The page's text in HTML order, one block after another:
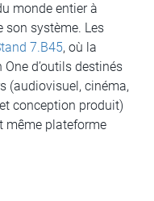
monde entier à
son système. Les
7.B45, où la
d’outils destinés
(audiovisuel, cinéma,
conception produit)
même plateforme